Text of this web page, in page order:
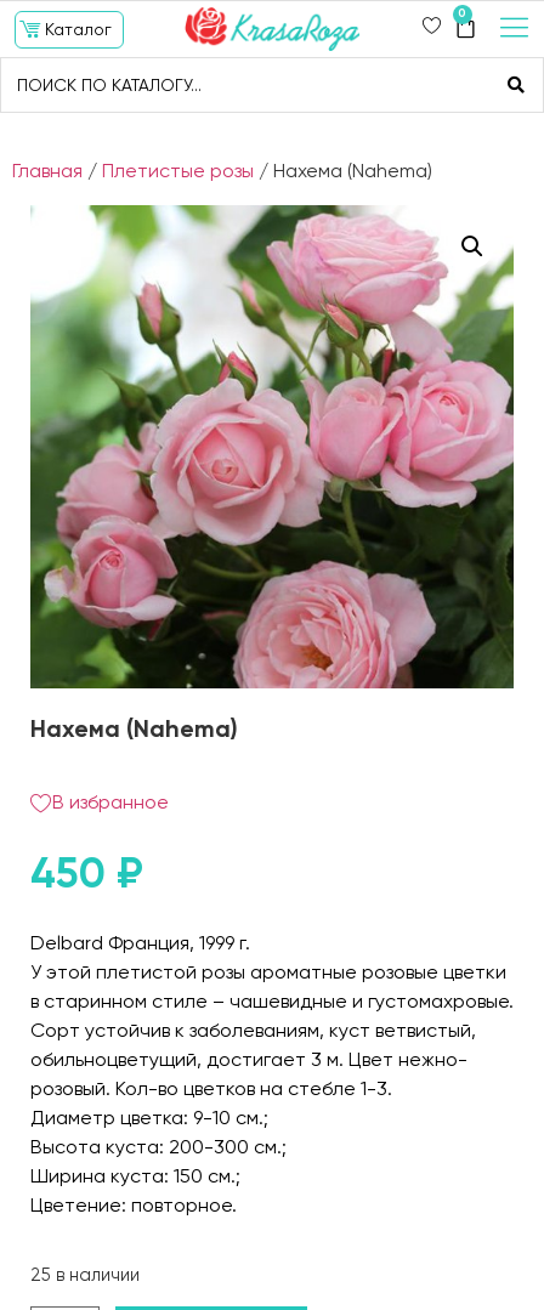
Каталог
0
Главная / Плетистые розы / Нахема (Nahema)
Нахема (Nahema)
В избранное
450 ₽
Delbard Франция, 1999 г.
У этой плетистой розы ароматные розовые цветки
в старинном стиле – чашевидные и густомахровые.
Сорт устойчив к заболеваниям, куст ветвистый,
обильноцветущий, достигает 3 м. Цвет нежно-
розовый. Кол-во цветков на стебле 1-3.
Диаметр цветка: 9-10 см.;
Высота куста: 200-300 см.;
Ширина куста: 150 см.;
Цветение: повторное.
25 в наличии